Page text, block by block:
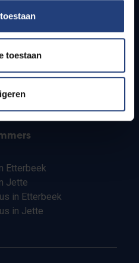
toestaan
scholen
Etterbeek
Jette
in Etterbeek
in Jette